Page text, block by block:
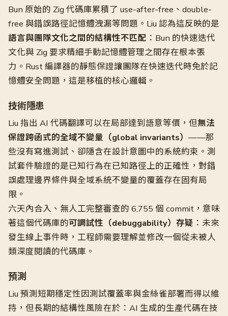
Bun 原始的 Zig 代碼庫累積了 use-after-free、double-
free 與錯誤路徑記憶體洩漏等問題。Liu 認為這反映的是
語言與團隊文化之間的結構性不匹配 ：Bun 的快速迭代
文化與 Zig 要求精細手動記憶體管理之間存在根本張
力。Rust 編譯器的靜態保證讓團隊在快速迭代時免於記
憶體安全問題，這是移植的核心邏輯。
技術隱患
Liu 指出 AI 代碼翻譯可以在局部達到語意等價，但無法
保證跨函式的全域不變量（global invariants） ——那
些沒有寫進測試、卻隱含在設計意圖中的系統約束。測
試套件驗證的是已知行為在已知路徑上的正確性，對錯
誤處理邊界條件與全域系統不變量的覆蓋存在固有局
限。
六天內合入、無人工完整審查的 6,755 個 commit，意味
著這個代碼庫的可調試性（debuggability）存疑 ：未來
發生線上事件時，工程師需要理解並修改一個從未被人
類深度閱讀的代碼庫。
預測
Liu 預測短期穩定性因測試覆蓋率與金絲雀部署而得以維
持，但長期的結構性風險在於：AI 生成的生產代碼在技